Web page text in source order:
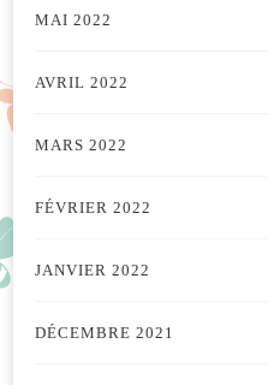
MAI 2022
AVRIL 2022
MARS 2022
FÉVRIER 2022
JANVIER 2022
DÉCEMBRE 2021